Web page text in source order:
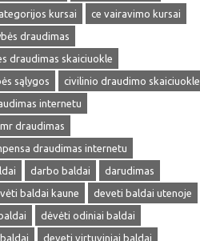
kursai
ce vairavimo kursai
draudimas
draudimas skaiciuokle
sąlygos
civilinio draudimo skaiciuokle
internetu
draudimas
draudimas internetu
darbo baldai
darudimas
baldai kaune
deveti baldai utenoje
dėvėti odiniai baldai
deveti virtuviniai baldai